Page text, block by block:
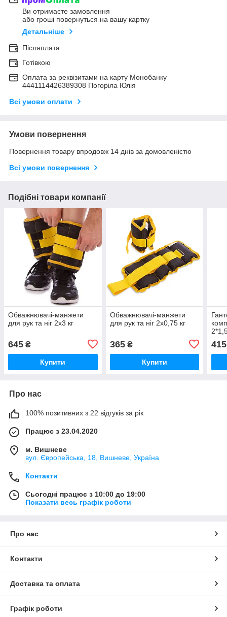
Ви отримаєте замовлення
або гроші повернуться на вашу картку
Детальніше
Післяплата
Готівкою
Оплата за реквізитами на карту Монобанку
4441114426389308 Погоріла Юлія
Всі умови оплати
Умови повернення
Повернення товару впродовж 14 днів за домовленістю
Всі умови повернення
Подібні товари компанії
Обважнювачі-манжети
для рук та ніг 2x3 кг
645 ₴
Купити
Обважнювачі-манжети
для рук та ніг 2x0,75 кг
365₴
Купити
415
Про нас
100% позитивних з 22 відгуків за рік
Працює з 23.04.2020
м. Вишневе
вул. Європейська, 18, Вишневе, Україна
Контакти
Сьогодні працює з 10:00 до 19:00
Показати весь графік роботи
Про нас
Контакти
Доставка та оплата
Графік роботи